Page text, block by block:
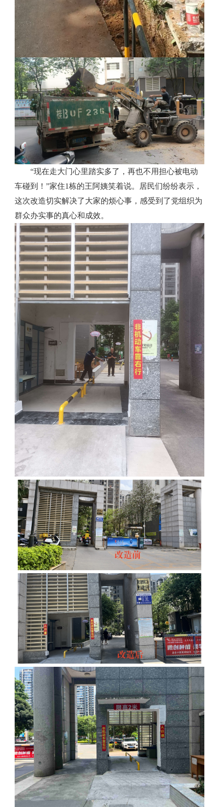
“现在走大门心里踏实多了，再也不用担心被电动
车碰到！”家住1栋的王阿姨笑着说。居民们纷纷表示，
这次改造切实解决了大家的烦心事，感受到了党组织为
群众办实事的真心和成效。